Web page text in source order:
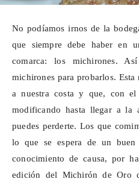
No podíamos irnos de la
que siempre debe haber en
comarca: los michirones. Así
michirones para probarlos.
a nuestra costa y que, con
modificando hasta llegar a la
puedes perderte. Los que
lo que se espera de un
conocimiento de causa, por
edición del Michirón de Oro